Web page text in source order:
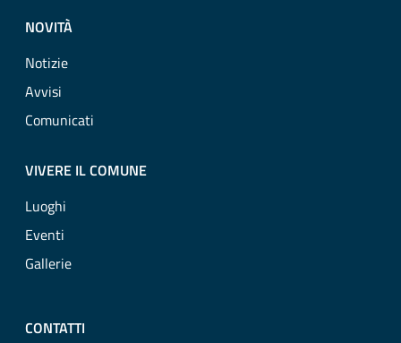
NOVITÀ
Notizie
Avvisi
Comunicati
VIVERE IL COMUNE
Luoghi
Eventi
Gallerie
CONTATTI